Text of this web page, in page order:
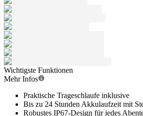
Wichtigste Funktionen
Mehr Infos
Praktische Trageschlaufe inklusive
Bis zu 24 Stunden Akkulaufzeit mit
Robustes IP67-Design für jedes